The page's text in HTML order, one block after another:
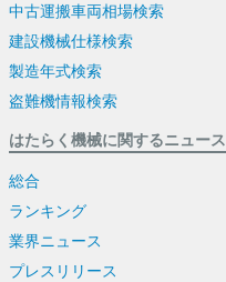
中古運搬車両相場検索
建設機械仕様検索
製造年式検索
盗難機情報検索
はたらく機械に関するニュース
総合
ランキング
業界ニュース
プレスリリース